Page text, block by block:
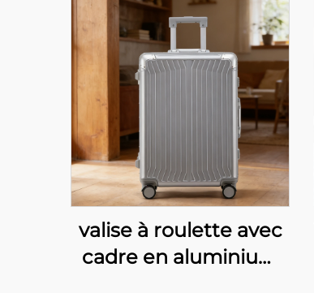
valise à roulette avec
cadre en aluminium